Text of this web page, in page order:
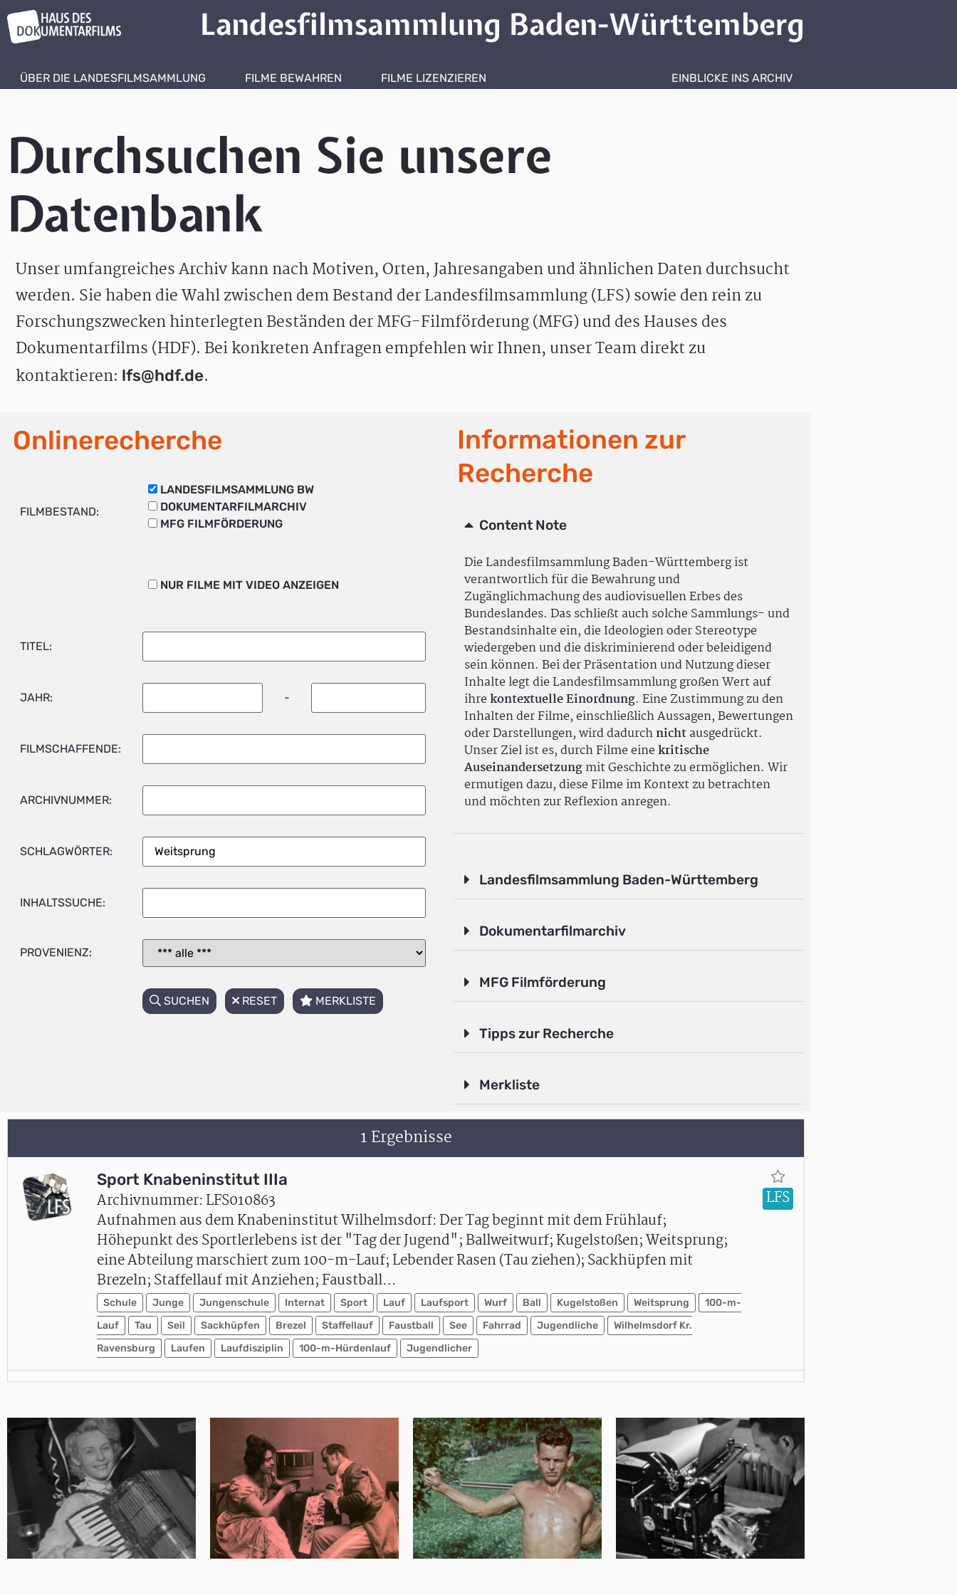
Landesfilmsammlung Baden-Württemberg
ÜBER DIE LANDESFILMSAMMLUNG FILME BEWAHREN FILME LIZENZIEREN EINBLICKE INS ARCHIV
Durchsuchen Sie unsere
Datenbank
Unser umfangreiches Archiv kann nach Motiven, Orten, Jahresangaben und ähnlichen Daten durchsucht
werden. Sie haben die Wahl zwischen dem Bestand der Landesfilmsammlung (LFS) sowie den rein zu
Forschungszwecken hinterlegten Beständen der MFG-Filmförderung (MFG) und des Hauses des
Dokumentarfilms (HDF). Bei konkreten Anfragen empfehlen wir Ihnen, unser Team direkt zu
kontaktieren: lfs@hdf.de.
Onlinerecherche
FILMBESTAND:
LANDESFILMSAMMLUNG BW
DOKUMENTARFILMARCHIV
MFG FILMFÖRDERUNG
NUR FILME MIT VIDEO ANZEIGEN
TITEL:
JAHR: -
FILMSCHAFFENDE:
ARCHIVNUMMER:
SCHLAGWÖRTER:
INHALTSSUCHE:
PROVENIENZ:
SUCHEN RESET MERKLISTE
Informationen zur
Recherche
Content Note
Die Landesfilmsammlung Baden-Württemberg ist
verantwortlich für die Bewahrung und
Zugänglichmachung des audiovisuellen Erbes des
Bundeslandes. Das schließt auch solche Sammlungs- und
Bestandsinhalte ein, die Ideologien oder Stereotype
wiedergeben und die diskriminierend oder beleidigend
sein können. Bei der Präsentation und Nutzung dieser
Inhalte legt die Landesfilmsammlung großen Wert auf
ihrekontextuelle Einordnung. Eine Zustimmung zu den
Inhalten der Filme, einschließlich Aussagen, Bewertungen
oder Darstellungen, wird dadurchnichtausgedrückt.
Unser Ziel ist es, durch Filme einekritische
Auseinandersetzungmit Geschichte zu ermöglichen. Wir
ermutigen dazu, diese Filme im Kontext zu betrachten
und möchten zur Reflexion anregen.
Landesfilmsammlung Baden-Württemberg
Dokumentarfilmarchiv
MFG Filmförderung
Tipps zur Recherche
Merkliste
1 Ergebnisse
Sport Knabeninstitut IIIa
Archivnummer: LFS010863
Aufnahmen aus dem Knabeninstitut Wilhelmsdorf: Der Tag beginnt mit dem Frühlauf;
Höhepunkt des Sportlerlebens ist der "Tag der Jugend"; Ballweitwurf; Kugelstoßen; Weitsprung;
eine Abteilung marschiert zum 100-m-Lauf; Lebender Rasen (Tau ziehen); Sackhüpfen mit
Brezeln; Staffellauf mit Anziehen; Faustball…
Schule Junge Jungenschule Internat Sport Lauf Laufsport Wurf Ball Kugelstoßen Weitsprung
100-m-
Lauf
Tau Seil Sackhüpfen Brezel Staffellauf Faustball See Fahrrad Jugendliche
Wilhelmsdorf Kr.
Ravensburg
Laufen Laufdisziplin 100-m-Hürdenlauf Jugendlicher
LFS